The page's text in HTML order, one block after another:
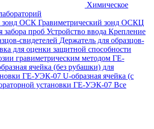
Химическое
зонд ОСК Гравиметрический зонд ОСКЦ
забора проб Устройство ввода Крепление
свидетелей Держатель для образцов-
для оценки защитной способности
гравиметрическим методом ГЕ-
ячейка (без рубашки) для
ГЕ-УЭК-07 U-образная ячейка (с
установки ГЕ-УЭК-07 Все